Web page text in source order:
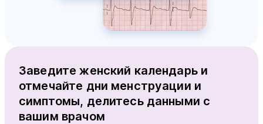
Заведите женский календарь и
отмечайте дни менструации и
симптомы, делитесь данными с
вашим врачом